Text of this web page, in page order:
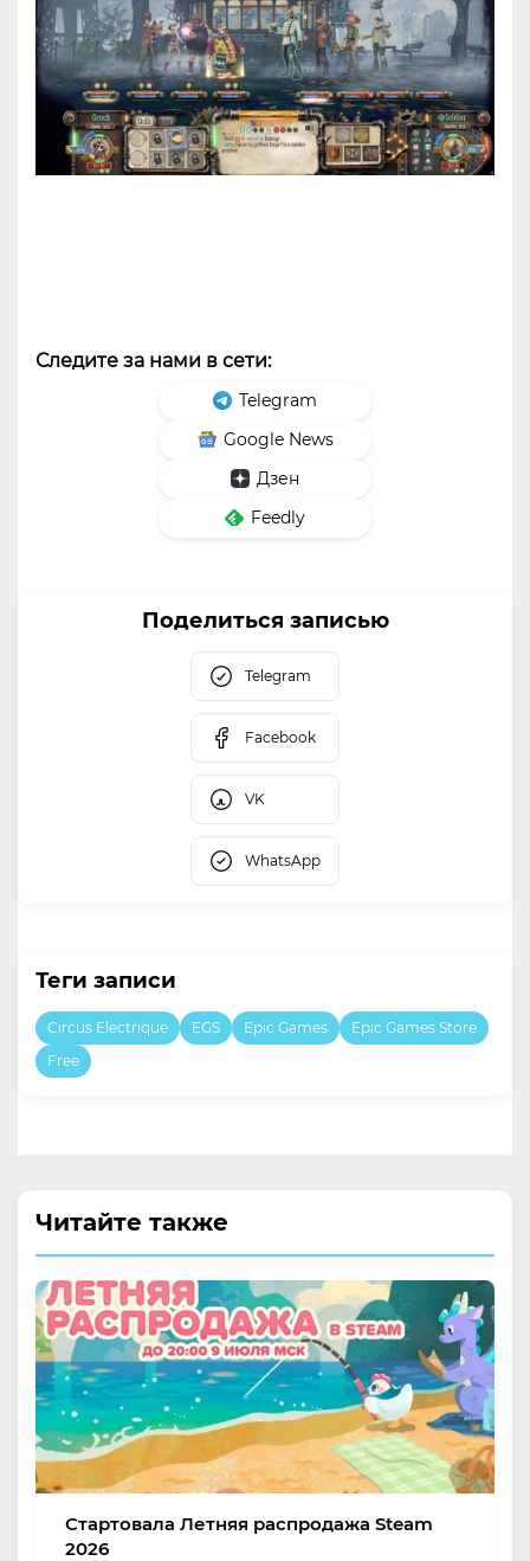
Следите за нами в сети:
Telegram
Google News
Дзен
Feedly
Поделиться записью
Telegram
Facebook
VK
WhatsApp
Теги записи
Circus Electrique EGS Epic Games
Epic Games Store
Free
Читайте также
Стартовала Летняя распродажа Steam
2026